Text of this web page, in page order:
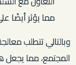
مما يؤثر أيضًا
وبالتالي تتطلب
المجتمع، مما يجعل